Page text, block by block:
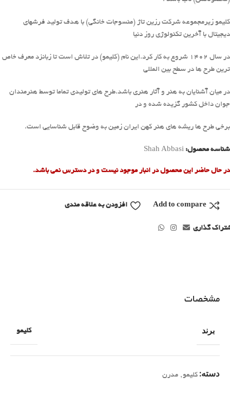
کلیمو زیرمجموعه شرکت رزین تاژ (منسوجات خانگی) با هدف تولید فرشهای
دیجیتال با آخرین تکنولوژی روز دنیا
در سال 1402 شروع به کار کرد.این نام (کلیمو) در تلاش است تا زبانزد معرف خاص
ترین طرح ها در سطح بین المللی
در میان آشنایان به هنر و آثار هنری باشد.طرح های تولیدی تماما توسط هنرمندان
جوان داخل کشور گزیده شده و در
برخی طرح ها ریشه های هنر کهن ایران زمین به وضوح قابل شناسایی است.
شناسه محصول: Shah Abbasi
در حال حاضر این محصول در انبار موجود نیست و در دسترس نمی باشد.
Add to compare افزودن به علاقه مندی
گذاری
مشخصات
برند کلیمو
دسته: کلیمو , مدرن